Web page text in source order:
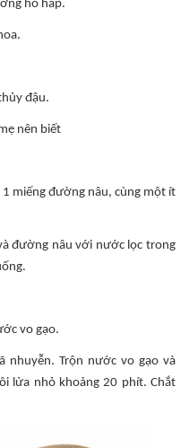
hô hấp.
đậu.
nên biết
miếng đường nâu, cùng một ít
đường nâu với nước lọc trong
vo gạo.
nhuyễn. Trộn nước vo gạo và
lửa nhỏ khoảng 20 phít. Chắt